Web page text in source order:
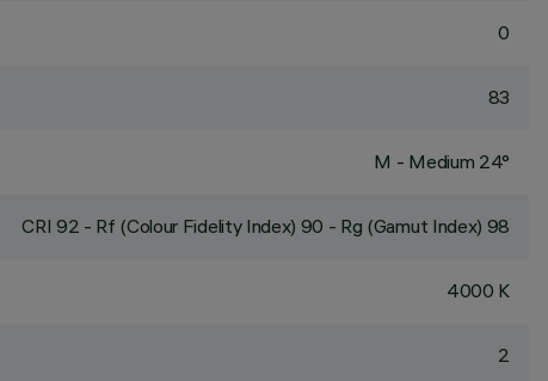
0
83
M - Medium 24°
CRI 92 - Rf (Colour Fidelity Index) 90 - Rg (Gamut Index) 98
4000 K
2